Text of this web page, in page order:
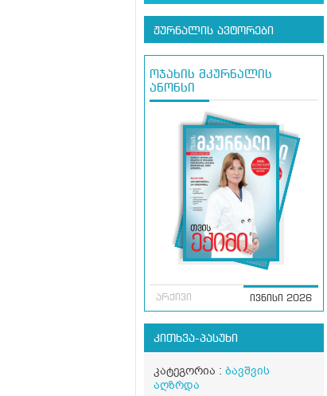
ჟურნალის ავტორები
ოჯახის მკურნალის
ანონსი
არქივი ივნისი 2026
კითხვა-პასუხი
კატეგორია : ბავშვის
აღზრდა